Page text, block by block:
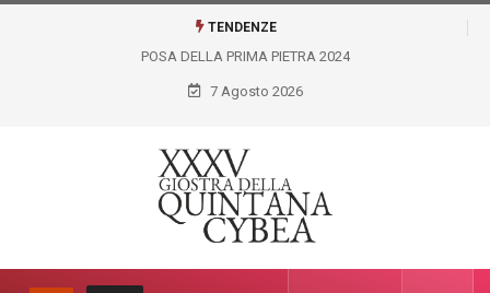
TENDENZE
POSA DELLA PRIMA PIETRA 2024
7 Agosto 2026